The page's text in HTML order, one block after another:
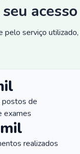
serviço
postos de
exames
realizados